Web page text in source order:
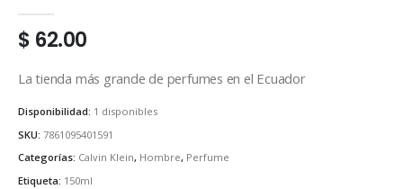
$ 62.00
La tienda más grande de perfumes en el Ecuador
Disponibilidad: 1 disponibles
SKU: 7861095401591
Categorías: Calvin Klein, Hombre, Perfume
Etiqueta: 150ml